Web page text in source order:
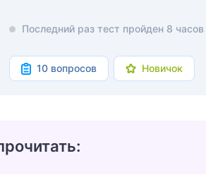
Последний раз тест пройден 8 часов
10 вопросов Новичок